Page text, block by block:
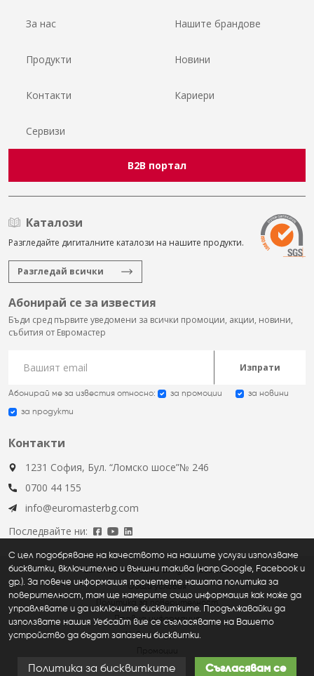
За нас Нашите брандове
Продукти Новини
Контакти Кариери
Сервизи
B2B портал
Каталози
Разгледайте дигиталните каталози на нашите продукти.
Разгледай всички
Абонирай се за известия
Бъди сред първите уведомени за всички промоции, акции, новини,
събития от Евромастер
Изпрати
Абонирай ме за известия относно: за промоции за новини
за продукти
Контакти
1231 София, Бул. “Ломско шосе”№ 246
0700 44 155
info@euromasterbg.com
Последвайте ни:
Euromaster © 2026, all rights reserved
Общи условия
Правна информация
Нови продукти
С цел подобряване на качеството на нашите услуги използваме
бисквитки, включително и външни такива (напр.Google, Facebook и
др.). За повече информация прочетете нашата политика за
поверителност, там ще намерите също информация как може да
управлявате и да изключите бисквитките. Продължавайки да
използвате нашия Уебсайт вие се съгласявате на Вашето
устройство да бъдат запазени бисквитки.
Политика за бисквитките Съгласявам се